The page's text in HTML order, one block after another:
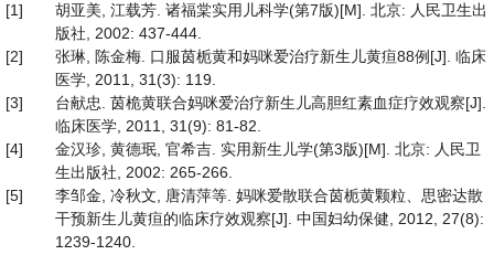
[1]
胡亚美, 江载芳. 诸福棠实用儿科学(第7版)[M]. 北京: 人民卫生出
版社, 2002: 437-444.
[2]
张琳, 陈金梅. 口服茵栀黄和妈咪爱治疗新生儿黄疸88例[J]. 临床
医学, 2011, 31(3): 119.
[3]
台献忠. 茵桅黄联合妈咪爱治疗新生儿高胆红素血症疗效观察[J].
临床医学, 2011, 31(9): 81-82.
[4]
金汉珍, 黄德珉, 官希吉. 实用新生儿学(第3版)[M]. 北京: 人民卫
生出版社, 2002: 265-266.
[5]
李邹金, 冷秋文, 唐清萍等. 妈咪爱散联合茵栀黄颗粒、思密达散
干预新生儿黄疸的临床疗效观察[J]. 中国妇幼保健, 2012, 27(8):
1239-1240.